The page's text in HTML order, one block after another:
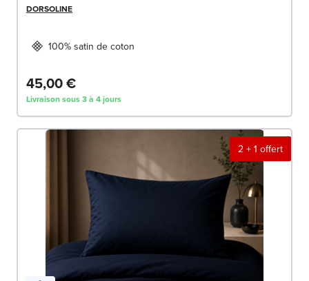
DORSOLINE
100% satin de coton
45,00 €
Livraison sous 3 à 4 jours
2 + 1 offert